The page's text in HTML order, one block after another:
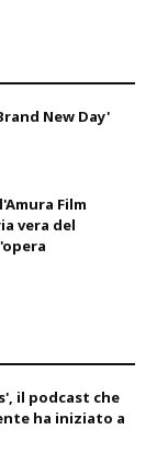
New Day'
Film
vera del
il podcast che
ha iniziato a